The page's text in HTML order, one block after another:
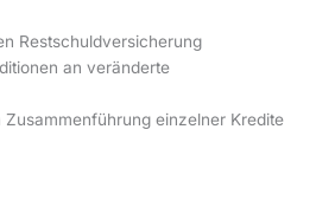
Restschuldversicherung
an veränderte
einzelner Kredite